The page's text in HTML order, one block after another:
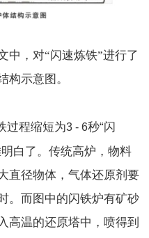
中，对“闪速炼铁”进行了
构示意图。
过程缩短为3 - 6秒“闪
白了。传统高炉，物料
直径物体，气体还原剂要
。而图中的闪铁炉有矿砂
高温的还原塔中，喷得到